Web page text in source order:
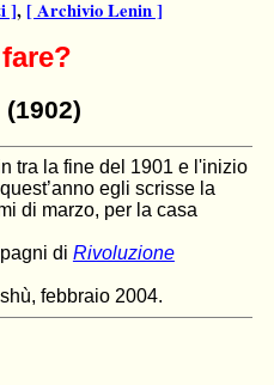
], [ Archivio Lenin ]
tra la fine del 1901 e l'inizio
egli scrisse la
di marzo, per la casa
di Rivoluzione
febbraio 2004.